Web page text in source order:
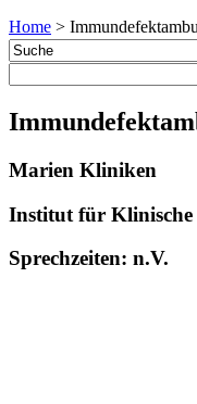
Home >
Marien Kliniken
Institut für
Sprechzeiten: n.V.